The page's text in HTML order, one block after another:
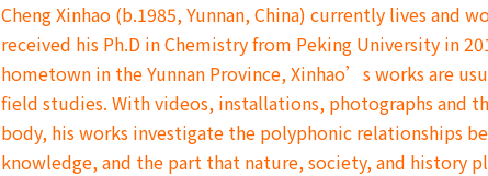
Cheng Xinhao (b.1985, Yunnan, China) currently lives and
received his Ph.D in Chemistry from Peking University in
hometown in the Yunnan Province, Xinhao’s works are
field studies. With videos, installations, photographs and
body, his works investigate the polyphonic relationships
knowledge, and the part that nature, society, and history